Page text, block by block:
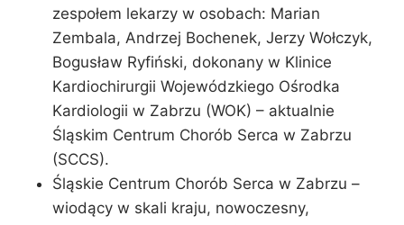
zespołem lekarzy w osobach: Marian
Zembala, Andrzej Bochenek, Jerzy Wołczyk,
Bogusław Ryfiński, dokonany w Klinice
Kardiochirurgii Wojewódzkiego Ośrodka
Kardiologii w Zabrzu (WOK) – aktualnie
Śląskim Centrum Chorób Serca w Zabrzu
(SCCS).
Śląskie Centrum Chorób Serca w Zabrzu –
wiodący w skali kraju, nowoczesny,